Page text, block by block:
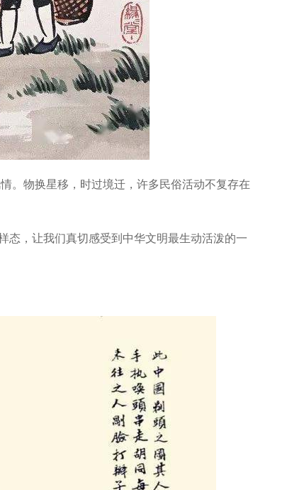
。物换星移，时过境迁，许多民俗活动不复存在
态，让我们真切感受到中华文明最生动活泼的一